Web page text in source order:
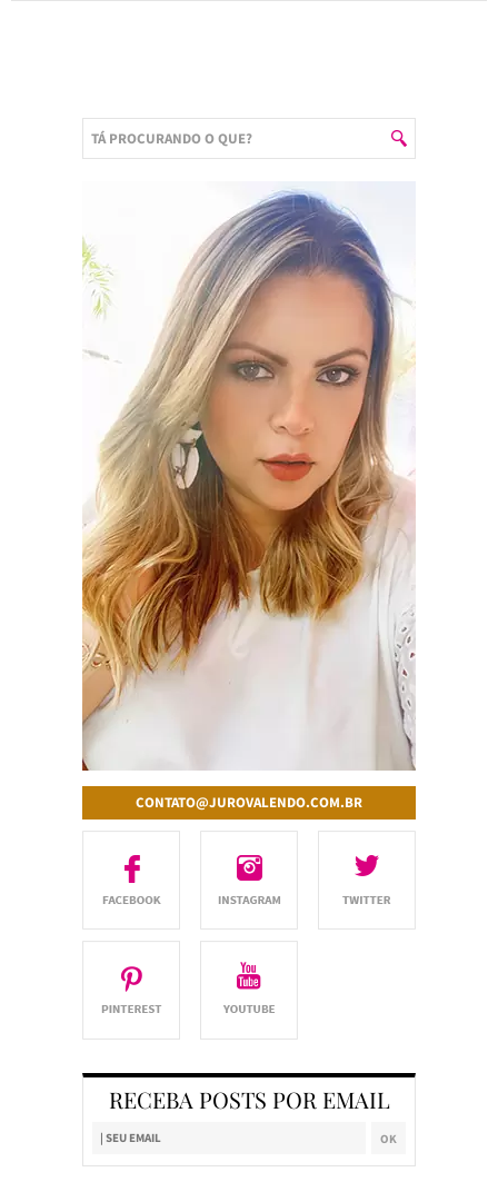
CONTATO@JUROVALENDO.COM.BR
RECEBA POSTS POR EMAIL